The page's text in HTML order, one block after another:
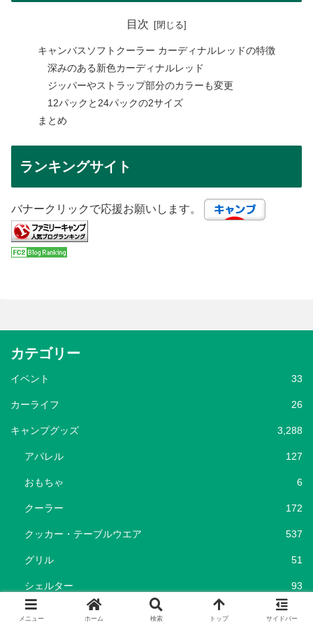
目次
キャンバスソフトクーラー カーディナルレッドの特徴
深みのある新色カーディナルレッド
ジッパーやストラップ部分のカラーも変更
12パックと24パックの2サイズ
まとめ
ランキングサイト
バナークリックで応援お願いします。
カテゴリー
イベント 33
カーライフ 26
キャンプグッズ 3,288
アパレル 127
おもちゃ 6
クーラー 172
クッカー・テーブルウエア 537
グリル 51
シェルター 93
タープ 108
メニュー ホーム 検索 トップ サイドバー